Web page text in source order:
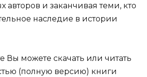
авторов и заканчивая теми, кто
наследие в истории
Вы можете скачать или читать
(полную версию) книги